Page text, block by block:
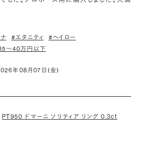
#エタニティ
#ヘイロー
〜40万円以下
年08月07日(金)
PT950 ドマーニ ソリティア リング 0.3ct